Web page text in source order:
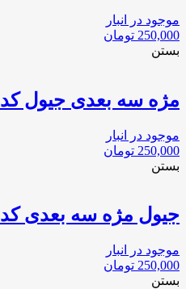
موجود در انبار
250,000 تومان
بستن
مژه سه بعدی جیول کد 51
موجود در انبار
250,000 تومان
بستن
جیول مژه سه بعدی کد 58
موجود در انبار
250,000 تومان
بستن